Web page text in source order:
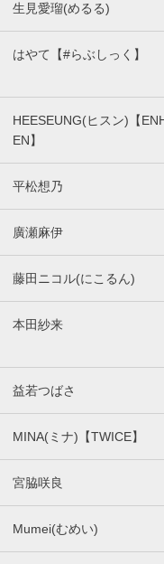
生見愛瑠(めるる)
はやて【#らぶしっく】
HEESEUNG(ヒスン)【
EN】
平松想乃
廣瀬麻伊
藤田ニコル(にこるん)
本田紗来
益若つばさ
MINA(ミナ)【TWICE】
宮脇咲良
Mumei(むめい)